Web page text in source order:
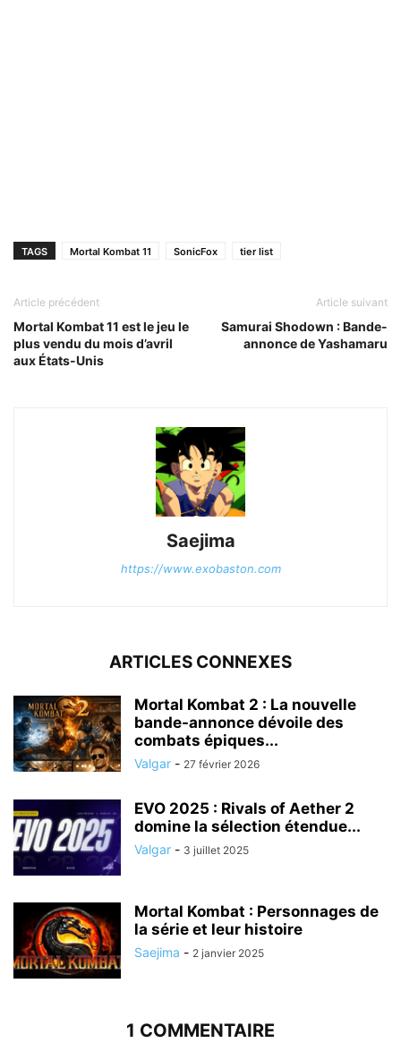
TAGS Mortal Kombat 11 SonicFox tier list
Article précédent
Mortal Kombat 11 est le jeu le
plus vendu du mois d’avril
aux États-Unis
Article suivant
Samurai Shodown : Bande-
annonce de Yashamaru
Saejima
https://www.exobaston.com
ARTICLES CONNEXES
Mortal Kombat 2 : La nouvelle
bande-annonce dévoile des
combats épiques...
Valgar - 27 février 2026
EVO 2025 : Rivals of Aether 2
domine la sélection étendue...
Valgar - 3 juillet 2025
Mortal Kombat : Personnages de
la série et leur histoire
Saejima - 2 janvier 2025
1 COMMENTAIRE